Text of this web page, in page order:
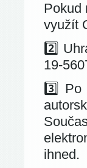
Pokud
využít
2️⃣
19-
3️⃣ Po
ihned.